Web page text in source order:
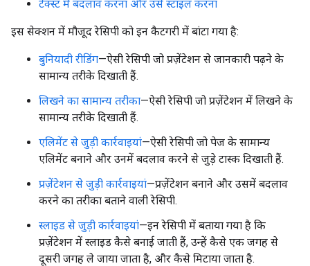
टेक्स्ट में बदलाव करना और उसे स्टाइल करना
इस सेक्शन में मौजूद रेसिपी को इन कैटगरी में बांटा गया है:
बुनियादी रीडिंग—ऐसी रेसिपी जो प्रज़ेंटेशन से जानकारी पढ़ने के
सामान्य तरीके दिखाती हैं.
लिखने का सामान्य तरीका—ऐसी रेसिपी जो प्रज़ेंटेशन में लिखने के
सामान्य तरीके दिखाती हैं.
एलिमेंट से जुड़ी कार्रवाइयां—ऐसी रेसिपी जो पेज के सामान्य
एलिमेंट बनाने और उनमें बदलाव करने से जुड़े टास्क दिखाती हैं.
प्रज़ेंटेशन से जुड़ी कार्रवाइयां—प्रज़ेंटेशन बनाने और उसमें बदलाव
करने का तरीका बताने वाली रेसिपी.
स्लाइड से जुड़ी कार्रवाइयां—इन रेसिपी में बताया गया है कि
प्रज़ेंटेशन में स्लाइड कैसे बनाई जाती हैं, उन्हें कैसे एक जगह से
दूसरी जगह ले जाया जाता है, और कैसे मिटाया जाता है.